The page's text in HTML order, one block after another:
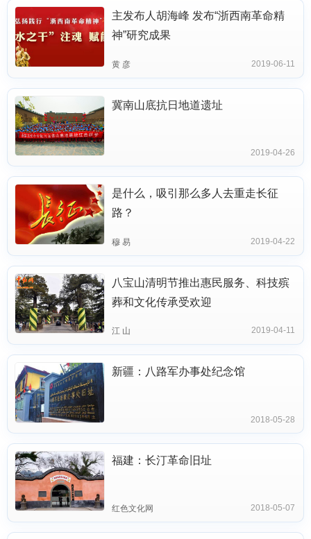
主发布人胡海峰 发布“浙西南革命精
神”研究成果
黄 彦 2019-06-11
冀南山底抗日地道遗址
2019-04-26
是什么，吸引那么多人去重走长征
路？
穆 易 2019-04-22
八宝山清明节推出惠民服务、科技殡
葬和文化传承受欢迎
江 山 2019-04-11
新疆：八路军办事处纪念馆
2018-05-28
福建：长汀革命旧址
红色文化网 2018-05-07